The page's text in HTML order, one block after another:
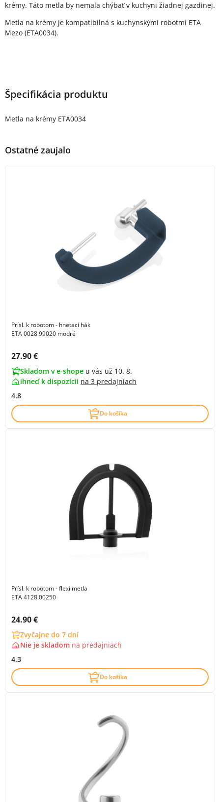
krémy. Táto metla by nemala chýbať v kuchyni žiadnej gazdinej.
Metla na krémy je kompatibilná s kuchynskými robotmi ETA
Mezo (ETA0034).
Špecifikácia produktu
Metla na krémy ETA0034
Ostatné zaujalo
Prísl. k robotom - hnetací hák
ETA 0028 99020 modré
Cena s DPH:
27.90 €
Skladom v e-shope u vás už 10. 8.
ihneď k dispozícii na 3 predajniach
4.8
Do košíka
Prísl. k robotom - flexi metla
ETA 4128 00250
Cena s DPH:
24.90 €
Zvyčajne do 7 dní
Nie je skladom na predajniach
4.3
Do košíka